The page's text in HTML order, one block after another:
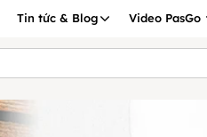
Tin tức & Blog Video PasGo